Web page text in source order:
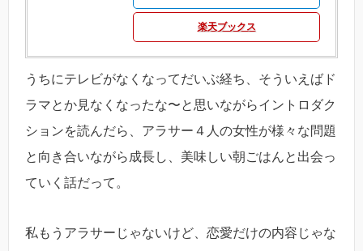
楽天ブックス
うちにテレビがなくなってだいぶ経ち、そういえばド
ラマとか見なくなったな〜と思いながらイントロダク
ションを読んだら、アラサー４人の女性が様々な問題
と向き合いながら成長し、美味しい朝ごはんと出会っ
ていく話だって。
私もうアラサーじゃないけど、恋愛だけの内容じゃな